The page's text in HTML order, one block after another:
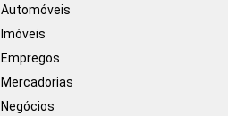
Automóveis
Imóveis
Empregos
Mercadorias
Negócios